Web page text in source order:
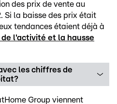
des prix de vente au
Si la baisse des prix était
tendances étaient déjà à
de l'activité et la hausse
les chiffres de
Group viennent